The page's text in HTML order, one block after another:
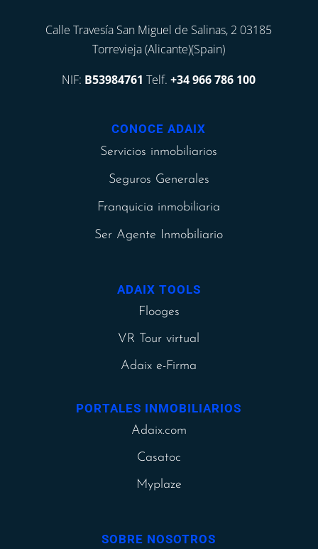
Calle Travesía San Miguel de Salinas, 2 03185
Torrevieja (Alicante)(Spain)
NIF: B53984761 Telf.+34 966 786 100
CONOCE ADAIX
Servicios inmobiliarios
Seguros Generales
Franquicia inmobiliaria
Ser Agente Inmobiliario
ADAIX TOOLS
Flooges
VR Tour virtual
Adaix e-Firma
PORTALES INMOBILIARIOS
Adaix.com
Casatoc
Myplaze
SOBRE NOSOTROS